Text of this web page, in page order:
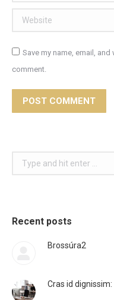
Website
Save my name, email,
comment.
POST COMMENT
Search:
Recent posts
Brossúra2
Cras id